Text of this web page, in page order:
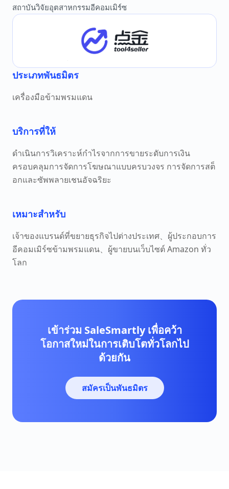
สถาบันวิจัยอุตสาหกรรมอีคอมเมิร์ซ
ประเภทพันธมิตร
เครื่องมือข้ามพรมแดน
บริการที่ให้
ดำเนินการวิเคราะห์กำไรจากการขายระดับการเงิน
ครอบคลุมการจัดการโฆษณาแบบครบวงจร การจัดการสต็
อกและซัพพลายเชนอัจฉริยะ
เหมาะสำหรับ
เจ้าของแบรนด์ที่ขยายธุรกิจไปต่างประเทศ、ผู้ประกอบการ
อีคอมเมิร์ซข้ามพรมแดน、ผู้ขายบนเว็บไซต์ Amazon ทั่ว
โลก
เข้าร่วม SaleSmartly เพื่อคว้า
โอกาสใหม่ในการเติบโตทั่วโลกไป
ด้วยกัน
สมัครเป็นพันธมิตร